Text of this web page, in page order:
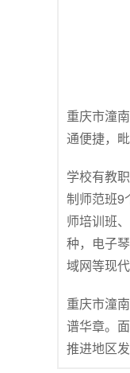
重庆市潼
通便捷，
学校有教
制师范班9
师培训班
种，电子
域网等现代
重庆市潼
谱华章。
推进地区